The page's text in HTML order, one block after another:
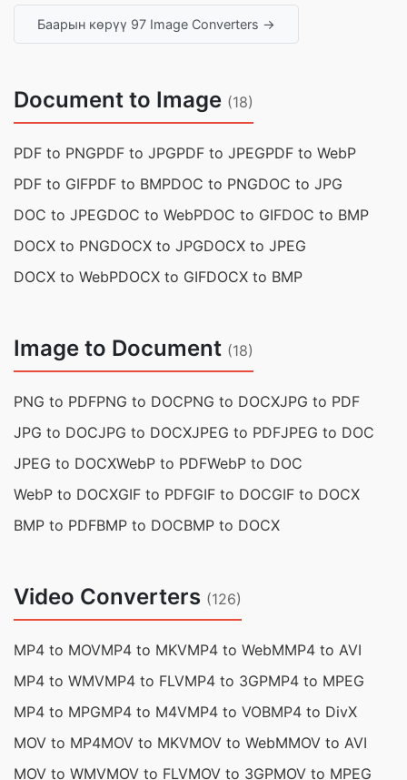
Баарын көрүү 97 Image Converters →
Document to Image (18)
PDF to PNGPDF to JPGPDF to JPEGPDF to WebP
PDF to GIFPDF to BMPDOC to PNGDOC to JPG
DOC to JPEGDOC to WebPDOC to GIFDOC to BMP
DOCX to PNGDOCX to JPGDOCX to JPEG
DOCX to WebPDOCX to GIFDOCX to BMP
Image to Document (18)
PNG to PDFPNG to DOCPNG to DOCXJPG to PDF
JPG to DOCJPG to DOCXJPEG to PDFJPEG to DOC
JPEG to DOCXWebP to PDFWebP to DOC
WebP to DOCXGIF to PDFGIF to DOCGIF to DOCX
BMP to PDFBMP to DOCBMP to DOCX
Video Converters (126)
MP4 to MOVMP4 to MKVMP4 to WebMMP4 to AVI
MP4 to WMVMP4 to FLVMP4 to 3GPMP4 to MPEG
MP4 to MPGMP4 to M4VMP4 to VOBMP4 to DivX
MOV to MP4MOV to MKVMOV to WebMMOV to AVI
MOV to WMVMOV to FLVMOV to 3GPMOV to MPEG